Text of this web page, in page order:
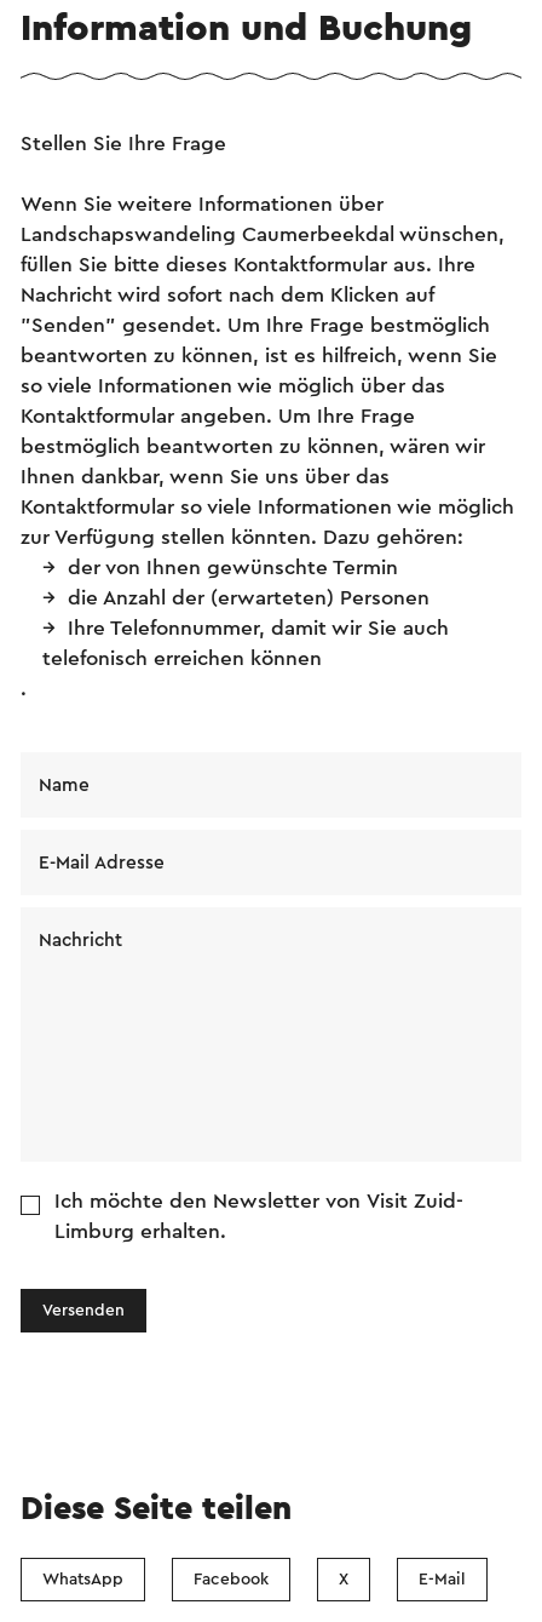
Information und Buchung
Stellen Sie Ihre Frage
Wenn Sie weitere Informationen über
Landschapswandeling Caumerbeekdal wünschen,
füllen Sie bitte dieses Kontaktformular aus. Ihre
Nachricht wird sofort nach dem Klicken auf
"Senden" gesendet. Um Ihre Frage bestmöglich
beantworten zu können, ist es hilfreich, wenn Sie
so viele Informationen wie möglich über das
Kontaktformular angeben. Um Ihre Frage
bestmöglich beantworten zu können, wären wir
Ihnen dankbar, wenn Sie uns über das
Kontaktformular so viele Informationen wie möglich
zur Verfügung stellen könnten. Dazu gehören:
der von Ihnen gewünschte Termin
die Anzahl der (erwarteten) Personen
Ihre Telefonnummer, damit wir Sie auch
telefonisch erreichen können
.
Name
E-Mail Adresse
Nachricht
Ich möchte den Newsletter von Visit Zuid-
Limburg erhalten.
Versenden
Diese Seite teilen
WhatsApp Facebook X E-Mail